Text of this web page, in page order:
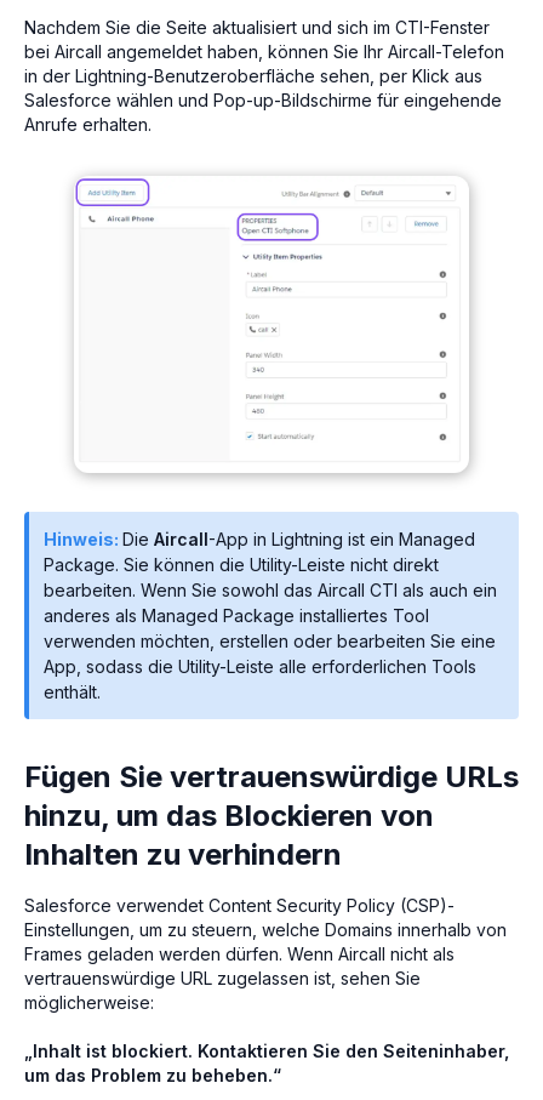
Nachdem Sie die Seite aktualisiert und sich im CTI-Fenster
bei Aircall angemeldet haben, können Sie Ihr Aircall-Telefon
in der Lightning-Benutzeroberfläche sehen, per Klick aus
Salesforce wählen und Pop-up-Bildschirme für eingehende
Anrufe erhalten.
Hinweis: Die Aircall-App in Lightning ist ein Managed
Package. Sie können die Utility-Leiste nicht direkt
bearbeiten. Wenn Sie sowohl das Aircall CTI als auch ein
anderes als Managed Package installiertes Tool
verwenden möchten, erstellen oder bearbeiten Sie eine
App, sodass die Utility-Leiste alle erforderlichen Tools
enthält.
Fügen Sie vertrauenswürdige URLs
hinzu, um das Blockieren von
Inhalten zu verhindern
Salesforce verwendet Content Security Policy (CSP)-
Einstellungen, um zu steuern, welche Domains innerhalb von
Frames geladen werden dürfen. Wenn Aircall nicht als
vertrauenswürdige URL zugelassen ist, sehen Sie
möglicherweise:
„Inhalt ist blockiert. Kontaktieren Sie den Seiteninhaber,
um das Problem zu beheben.“